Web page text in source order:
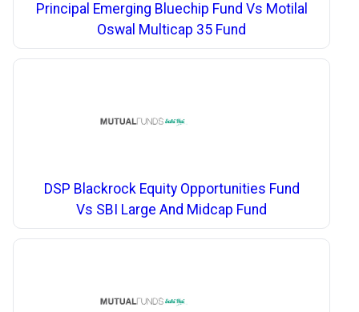
Principal Emerging Bluechip Fund Vs Motilal
Oswal Multicap 35 Fund
DSP Blackrock Equity Opportunities Fund
Vs SBI Large And Midcap Fund